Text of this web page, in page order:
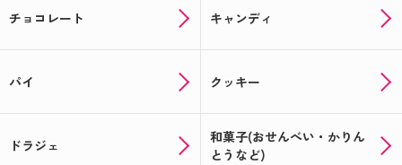
チョコレート キャンディ
パイ クッキー
ドラジェ
和菓子(おせんべい・かりん
とうなど)